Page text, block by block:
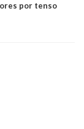
por tenso